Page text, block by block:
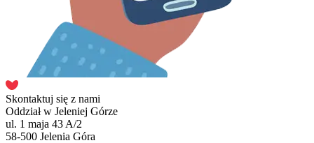
Skontaktuj się z nami
Oddział w Jeleniej Górze
ul. 1 maja 43 A/2
58-500 Jelenia Góra